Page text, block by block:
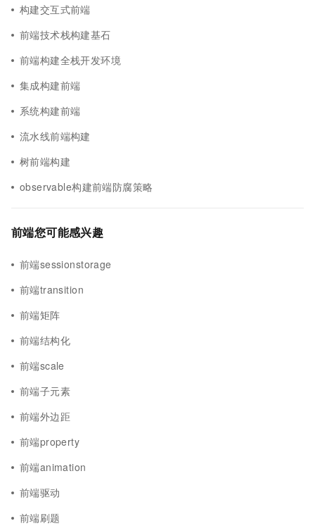
构建交互式前端
前端技术栈构建基石
前端构建全栈开发环境
集成构建前端
系统构建前端
流水线前端构建
树前端构建
observable构建前端防腐策略
前端您可能感兴趣
前端sessionstorage
前端transition
前端矩阵
前端结构化
前端scale
前端子元素
前端外边距
前端property
前端animation
前端驱动
前端刷题